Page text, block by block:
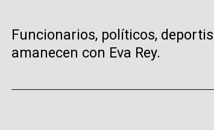
Funcionarios, políticos,
amanecen con Eva Rey.